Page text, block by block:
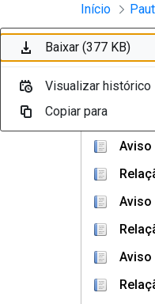
Pular para o Conteúdo
Sessões e
Início
Ordenar
Aviso
Aviso
Aviso
Aviso
Baixar (107 KB)
Visualizar histórico
Copiar para
Baixar (423 KB)
Visualizar histórico
Copiar para
Baixar (107 KB)
Visualizar histórico
Copiar para
Baixar (395 KB)
Visualizar histórico
Copiar para
Baixar (107 KB)
Visualizar histórico
Copiar para
Baixar (426 KB)
Visualizar histórico
Copiar para
Baixar (107 KB)
Visualizar histórico
Copiar para
Baixar (377 KB)
Visualizar histórico
Copiar para